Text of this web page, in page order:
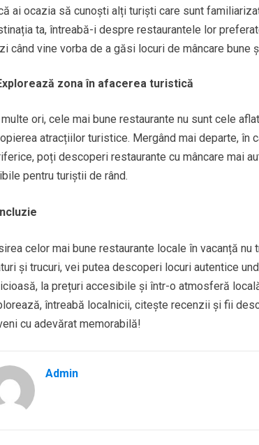
ai ocazia să cunoști alți turiști care sunt
ta, întreabă-i despre restaurantele lor
când vine vorba de a găsi locuri de mâncare bune
zona în afacerea turistică
ori, cele mai bune restaurante nu sunt cele
atracțiilor turistice. Mergând mai departe, în
poți descoperi restaurante cu mâncare mai
pentru turiștii de rând.
celor mai bune restaurante locale în vacanță
și trucuri, vei putea descoperi locuri autentice
la prețuri accesibile și într-o atmosferă
întreabă localnicii, citește recenzii și fii
cu adevărat memorabilă!
Admin